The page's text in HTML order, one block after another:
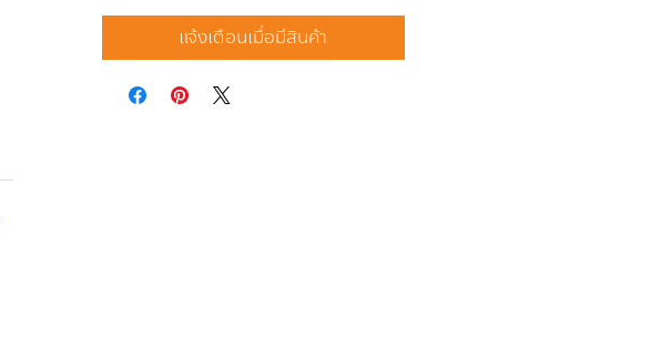
แจ้งเตือนเมื่อมีสินค้า